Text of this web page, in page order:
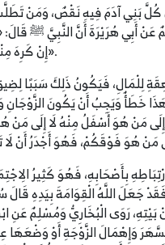
كُلَّ بَنِي آدَمَ فِيهِ نَقْصٌ، وَمَنْ
أَبِي هُرَيْرَةَ أَنَّ النَّبِيَّ ﷺ
إِنْ كَرِهَ مِنْهَا خُلُقًا رَضِيَ مِنْهَا آخَرَ».
لِلْمَالِ، فَيَكُونُ ذَلِكَ سَبَبًا
هَذَا خَطَأٌ وَيَجِبُ أَنْ يَكُونَ
مَنْ هُوَ أَسْفَلُ مِنْهُ لَا إِلَى مَنْ
بِأَصْحَابِهِ، فَهُوَ كَثِيرُ
جَعَلَ اللَّهُ الْقِوَامَةَ بِيَدِهِ قَالَ
وَتَصَرُّفِهِ وَهُوَ مَسْؤُولٌ عَنْ بَيْتِهِ، رَوَى الْبُخَارِيُّ
وَإِهْمَالَ الزَّوْجَةِ أَوْ وَضْعَهَا